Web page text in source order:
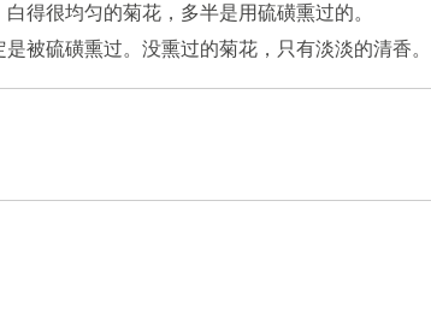
得很均匀的菊花，多半是用硫磺熏过的。
被硫磺熏过。没熏过的菊花，只有淡淡的清香。